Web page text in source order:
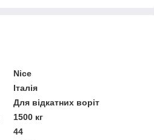
Nice
Італія
Для відкатних воріт
1500 кг
44